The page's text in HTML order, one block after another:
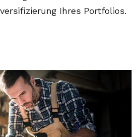
Ihres Portfolios.